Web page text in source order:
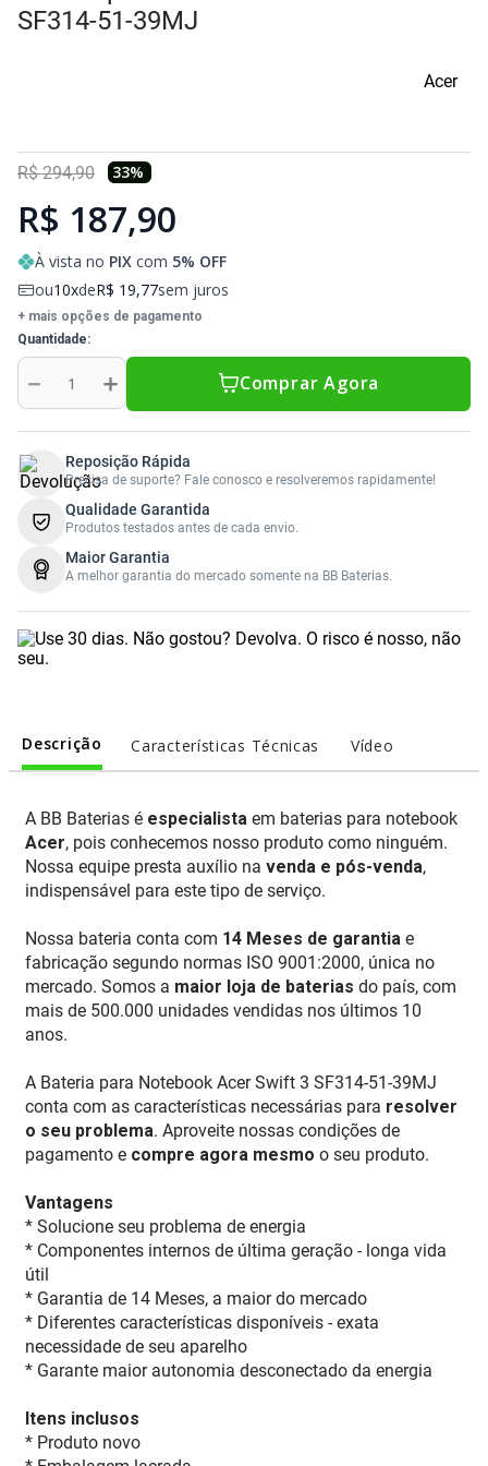
Sony Vaio
Sony Vaio
Caddy para SSD
SF314-51-39MJ
Acer
R$ 294,90 33%
R$ 187,90
À vista no PIX com 5% OFF
ou10 deR$ 19,77sem juros
+ mais opções de pagamento
Quantidade
＋
－ Comprar Agora
Reposição Rápida
Precisa de suporte? Fale conosco e resolveremos rapidamente!
Qualidade Garantida
Produtos testados antes de cada envio.
Maior Garantia
A melhor garantia do mercado somente na BB Baterias.
Descrição Características Técnicas Vídeo
A BB Baterias é especialista em baterias para notebook
Acer, pois conhecemos nosso produto como ninguém.
Nossa equipe presta auxílio na venda e pós-venda,
indispensável para este tipo de serviço.
Nossa bateria conta com 14 Meses de garantia e
fabricação segundo normas ISO 9001:2000, única no
mercado. Somos a maior loja de baterias do país, com
mais de 500.000 unidades vendidas nos últimos 10
anos.
A Bateria para Notebook Acer Swift 3 SF314-51-39MJ
conta com as características necessárias para resolver
o seu problema. Aproveite nossas condições de
pagamento e compre agora mesmo o seu produto.
Vantagens
* Solucione seu problema de energia
* Componentes internos de última geração - longa vida
útil
* Garantia de 14 Meses, a maior do mercado
* Diferentes características disponíveis - exata
necessidade de seu aparelho
* Garante maior autonomia desconectado da energia
Itens inclusos
* Produto novo